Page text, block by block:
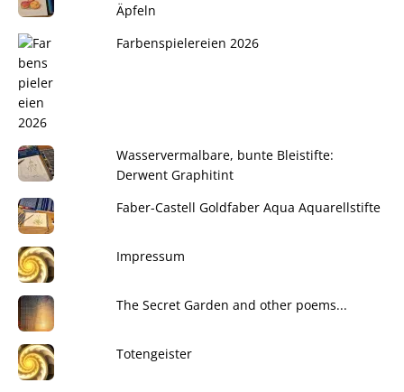
Äpfeln
Farbenspielereien 2026
Wasservermalbare, bunte Bleistifte:
Derwent Graphitint
Faber-Castell Goldfaber Aqua Aquarellstifte
Impressum
The Secret Garden and other poems...
Totengeister